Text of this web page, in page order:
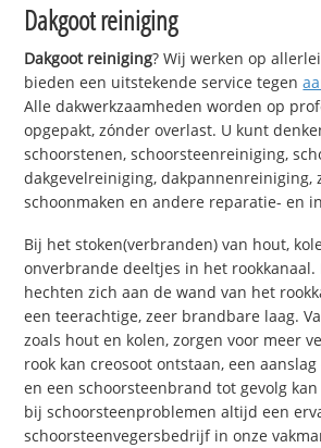
Dakgoot reiniging
Dakgoot reiniging? Wij werken op
bieden een uitstekende service tegen
Alle dakwerkzaamheden worden op
opgepakt, zónder overlast. U kunt
schoorstenen, schoorsteenreiniging,
dakgevelreiniging, dakpannenreiniging,
schoonmaken en andere reparatie- en
Bij het stoken(verbranden) van hout,
onverbrande deeltjes in het rookkanaal.
hechten zich aan de wand van het
een teerachtige, zeer brandbare laag.
zoals hout en kolen, zorgen voor meer
rook kan creosoot ontstaan, een
en een schoorsteenbrand tot gevolg
bij schoorsteenproblemen altijd een
schoorsteenvegersbedrijf in onze